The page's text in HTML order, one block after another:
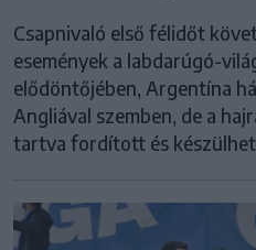
Csapnivaló első félidőt
események a labdarúgó-
elődöntőjében, Argentína
Angliával szemben, de a
tartva fordított és készülhet